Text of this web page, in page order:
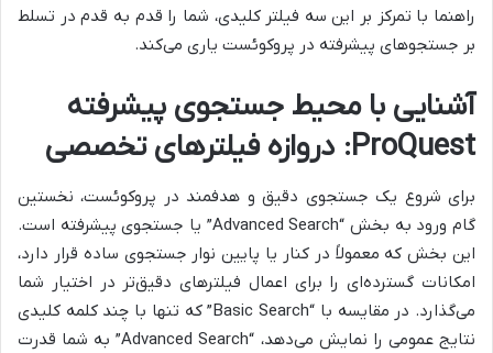
راهنما با تمرکز بر این سه فیلتر کلیدی، شما را قدم به قدم در تسلط
بر جستجوهای پیشرفته در پروکوئست یاری می‌کند.
آشنایی با محیط جستجوی پیشرفته
ProQuest: دروازه فیلترهای تخصصی
برای شروع یک جستجوی دقیق و هدفمند در پروکوئست، نخستین
گام ورود به بخش “Advanced Search” یا جستجوی پیشرفته است.
این بخش که معمولاً در کنار یا پایین نوار جستجوی ساده قرار دارد،
امکانات گسترده‌ای را برای اعمال فیلترهای دقیق‌تر در اختیار شما
می‌گذارد. در مقایسه با “Basic Search” که تنها با چند کلمه کلیدی
نتایج عمومی را نمایش می‌دهد، “Advanced Search” به شما قدرت